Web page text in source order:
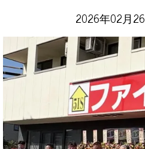
2026年02月